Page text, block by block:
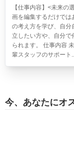
【仕事内容】<未来の
画を編集するだけでは
の考え方を学び、自分
立したい方や、自分
られます。 仕事内容
輩スタッフのサポート
今、あなたにオ